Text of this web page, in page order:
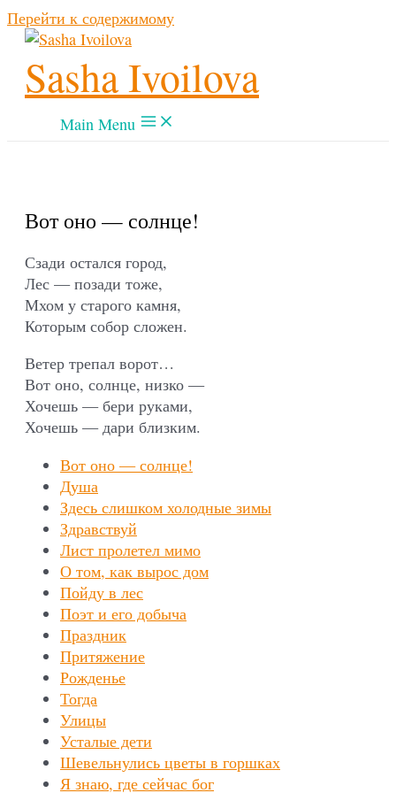
Перейти к содержимому
Sasha Ivoilova
Main Menu
Вот оно — солнце!
Сзади остался город,
Лес — позади тоже,
Мхом у старого камня,
Которым собор сложен.
Ветер трепал ворот…
Вот оно, солнце, низко —
Хочешь — бери руками,
Хочешь — дари близким.
Вот оно — солнце!
Душа
Здесь слишком холодные зимы
Здравствуй
Лист пролетел мимо
О том, как вырос дом
Пойду в лес
Поэт и его добыча
Праздник
Притяжение
Рожденье
Тогда
Улицы
Усталые дети
Шевельнулись цветы в горшках
Я знаю, где сейчас бог